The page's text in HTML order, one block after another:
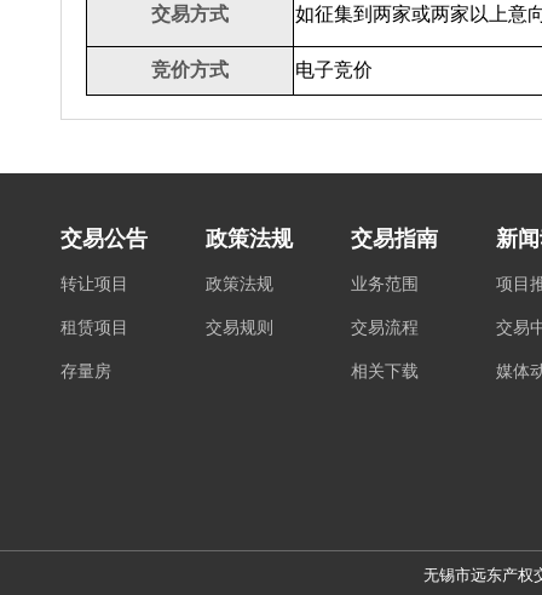
交易方式 如征集到两家或两家以上意
竞价方式 电子竞价
交易公告
转让项目
租赁项目
存量房
政策法规
政策法规
交易规则
交易指南
业务范围
交易流程
相关下载
新
项目
交易
媒体
无锡市远东产权